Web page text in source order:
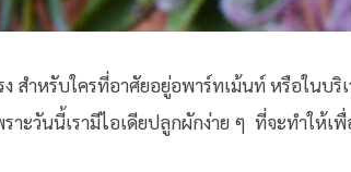
ง สำหรับใครที่อาศัยอยู่อพาร์ทเม้นท์ หรือใน
ราะวันนี้เรามีไอเดียปลูกผักง่าย ๆ ที่จะทำให้